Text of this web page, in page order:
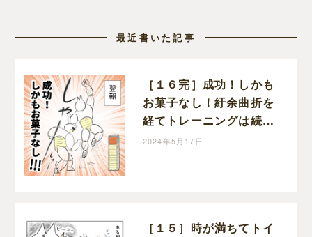
最近書いた記事
［１６完］成功！しかも
お菓子なし！紆余曲折を
経てトレーニングは続
く。お年頃次女のトイト
2024年5月17日
［１５］時が満ちてトイ